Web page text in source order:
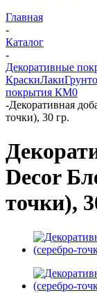
Главная
-
Каталог
-
Декоративные
КраскиЛаки
покрытия КМ0
-Декоративная
точки), 30 гр.
Decor
точки),